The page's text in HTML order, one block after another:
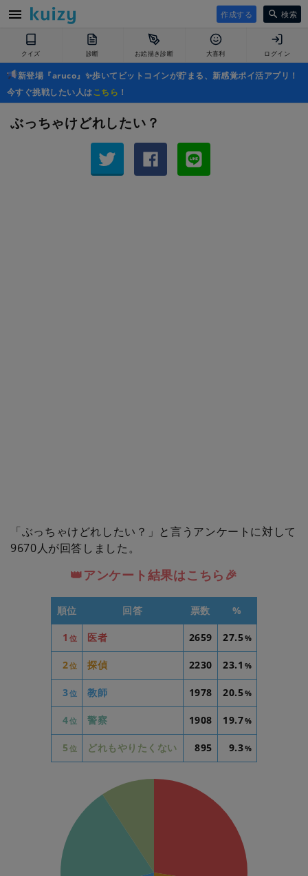
作成する 検索
クイズ 診断 お絵描き診断 大喜利 ログイン
新登場『aruco』✨歩いてビットコインが貯まる、新感覚ポイ活アプリ！
今すぐ挑戦したい人はこちら ！
ぶっちゃけどれしたい？
「ぶっちゃけどれしたい？」と言うアンケートに対して
9670人が回答しました。
👑アンケート結果はこちら🎉
順位 回答 票数 %
1 位 医者 2659 27.5%
2位 探偵 2230 23.1 %
3位 教師 1978 20.5%
4位 警察 1908 19.7%
5 位 どれもやりたくない 895 9.3%